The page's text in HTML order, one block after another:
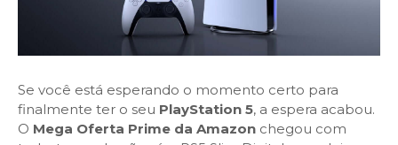
Se você está esperando o momento certo para
finalmente ter o seu PlayStation 5, a espera acabou.
O Mega Oferta Prime da Amazon chegou com